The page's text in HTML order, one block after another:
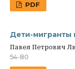
PDF
Дети-мигранты
Павел Петрович
54-80